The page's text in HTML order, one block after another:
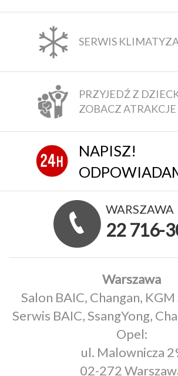
SERWIS
PRZYJEDŹ Z
ZOBACZ ATRAKCJE
NAPISZ!
WARSZAWA
22 716-
Warszawa
Salon BAIC, Changan, KGM
Serwis BAIC, SsangYong,
Opel:
ul. Malownicza
02-272